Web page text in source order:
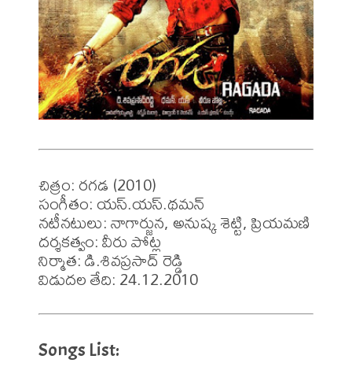
చిత్రం: రగడ (2010)
సంగీతం: యస్.యస్.థమన్
నటీనటులు: నాగార్జున, అనుష్క శెట్టి, ప్రియమణి
దర్శకత్వం: వీరు పోట్ల
నిర్మాత: డి.శివప్రసాద్ రెడ్డి
విడుదల తేది: 24.12.2010